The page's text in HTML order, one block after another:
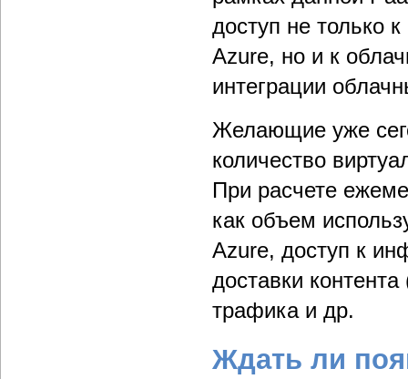
доступ не только
Azure, но и к
интеграции
Желающие уже
количество
При расчете
как объем
Azure, доступ к
доставки
трафика и др.
Ждать ли